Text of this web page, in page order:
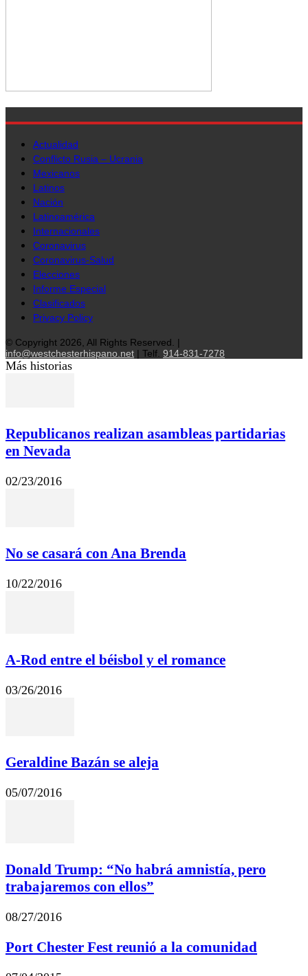
Actualidad
Conflicto Rusia – Ucrania
Mexicanos
Latinos
Nación
Latinoamérica
Internacionales
Coronavirus
Coronavirus-Salud
Elecciones
Informe Especial
Clasificados
Privacy Policy
© Copyright 2026, All Rights Reserved. |
info@westchesterhispano.net | Telf. 914-831-7278
Más historias
Republicanos realizan asambleas partidarias
en Nevada
02/23/2016
No se casará con Ana Brenda
10/22/2016
A-Rod entre el béisbol y el romance
03/26/2016
Geraldine Bazán se aleja
05/07/2016
Donald Trump: “No habrá amnistía, pero
trabajaremos con ellos”
08/27/2016
Port Chester Fest reunió a la comunidad